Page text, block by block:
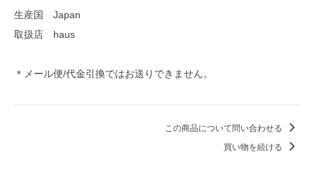
生産国 Japan
取扱店 haus
＊メール便/代金引換ではお送りできません。
この商品について問い合わせる
買い物を続ける